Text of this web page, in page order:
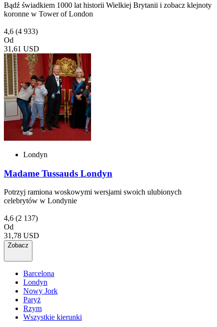
Bądź świadkiem 1000 lat historii Wielkiej Brytanii i zobacz klejnoty
koronne w Tower of London
4,6 (4 933)
Od
31,61 USD
Londyn
Madame Tussauds Londyn
Potrzyj ramiona woskowymi wersjami swoich ulubionych
celebrytów w Londynie
4,6 (2 137)
Od
31,78 USD
Zobacz
Barcelona
Londyn
Nowy Jork
Paryż
Rzym
Wszystkie kierunki